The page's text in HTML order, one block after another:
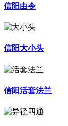
信阳由令
信阳大小头
信阳活套法兰